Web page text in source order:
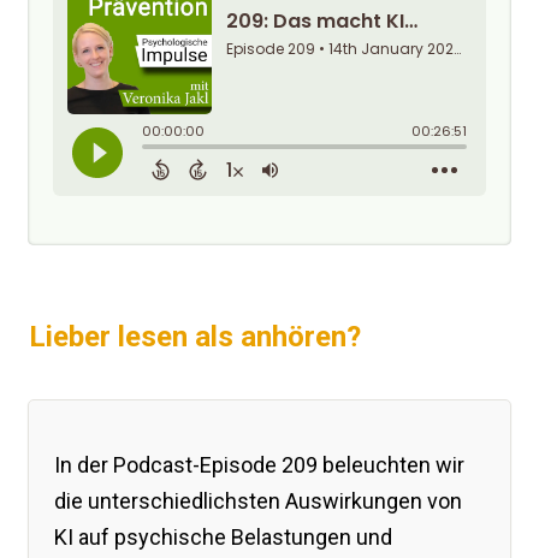
Lieber lesen als anhören?
In der Podcast-Episode 209 beleuchten wir
die unterschiedlichsten Auswirkungen von
KI auf psychische Belastungen und